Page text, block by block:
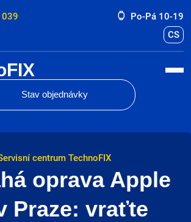
Po-Pá 10-19
CS
Stav objednávky
centrum TechnoFIX
oprava Apple
Praze: vraťte